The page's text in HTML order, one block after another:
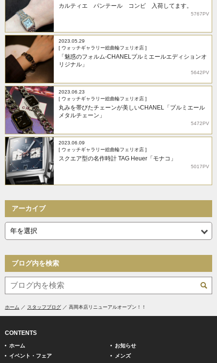
カルティエ パンテール コンビ 入荷してます。
5767PV
2023.05.29
[ ウォッチギャラリー総曲輪フェリオ店 ]
「魅惑のフォルム-CHANELプルミエールエディションオ
リジナル」
5642PV
2023.06.23
[ ウォッチギャラリー総曲輪フェリオ店 ]
丸みを帯びたチェーンが美しいCHANEL「プルミエール
メタルチェーン」
5472PV
2023.06.09
[ ウォッチギャラリー総曲輪フェリオ店 ]
スクエア型の名作時計 TAG Heuer「モナコ」
5017PV
アーカイブ
ブログ内を検索
ホーム スタッフブログ 高岡本店リニューアルオープン！！
CONTENTS
ホーム
お知らせ
イベント・フェア
メンズ